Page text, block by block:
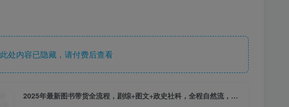
此处内容已隐藏，请付费后查看
2025年最新图书带货全流程，剧综+图文+政史社科，全程自然流，达人分销，不囤货，无售后